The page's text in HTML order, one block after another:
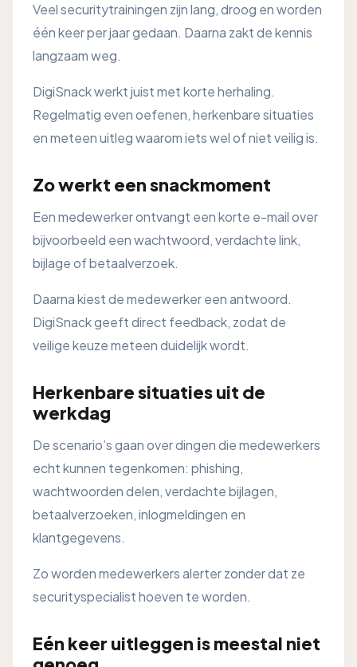
Veel securitytrainingen zijn lang, droog en worden
één keer per jaar gedaan. Daarna zakt de kennis
langzaam weg.
DigiSnack werkt juist met korte herhaling.
Regelmatig even oefenen, herkenbare situaties
en meteen uitleg waarom iets wel of niet veilig is.
Zo werkt een snackmoment
Een medewerker ontvangt een korte e-mail over
bijvoorbeeld een wachtwoord, verdachte link,
bijlage of betaalverzoek.
Daarna kiest de medewerker een antwoord.
DigiSnack geeft direct feedback, zodat de
veilige keuze meteen duidelijk wordt.
Herkenbare situaties uit de
werkdag
De scenario’s gaan over dingen die medewerkers
echt kunnen tegenkomen: phishing,
wachtwoorden delen, verdachte bijlagen,
betaalverzoeken, inlogmeldingen en
klantgegevens.
Zo worden medewerkers alerter zonder dat ze
securityspecialist hoeven te worden.
Eén keer uitleggen is meestal niet